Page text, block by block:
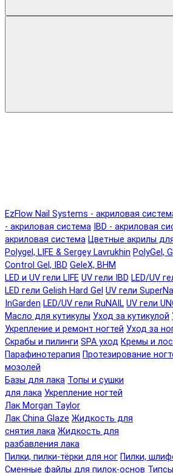
EzFlow Nail Systems - акриловая
- акриловая система IBD - акриловая
акриловая система Цветные акрилы
Polygel, LIFE & Sergey Lavrukhin PolyGel,
Control Gel, IBD GeleX, BHM
LED и UV гели LIFE UV гели IBD LED/UV
LED гели Gelish Hard Gel UV гели
InGarden LED/UV гели RuNAIL UV гели
Масло для кутикулы Уход за кутикулой
Укрепление и ремонт ногтей Уход за
Скрабы и пилинги SPA уход Кремы и
Парафинотерапия Протезирование
мозолей
Базы для лака Топы и сушки
для лака Укрепление ногтей
Лак Morgan Taylor
Лак China Glaze Жидкость для
снятия лака Жидкость для
разбавления лака
Пилки, пилки-тёрки для ног Пилки,
Сменные файлы для пилок-основ Типсы